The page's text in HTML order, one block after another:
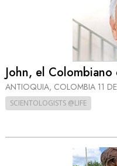
John, el Colombiano
ANTIOQUIA, COLOMBIA 11
SCIENTOLOGISTS @LIFE